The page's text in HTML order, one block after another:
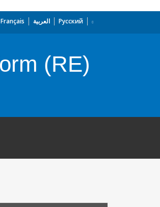
Français العربية Русский
(RE)